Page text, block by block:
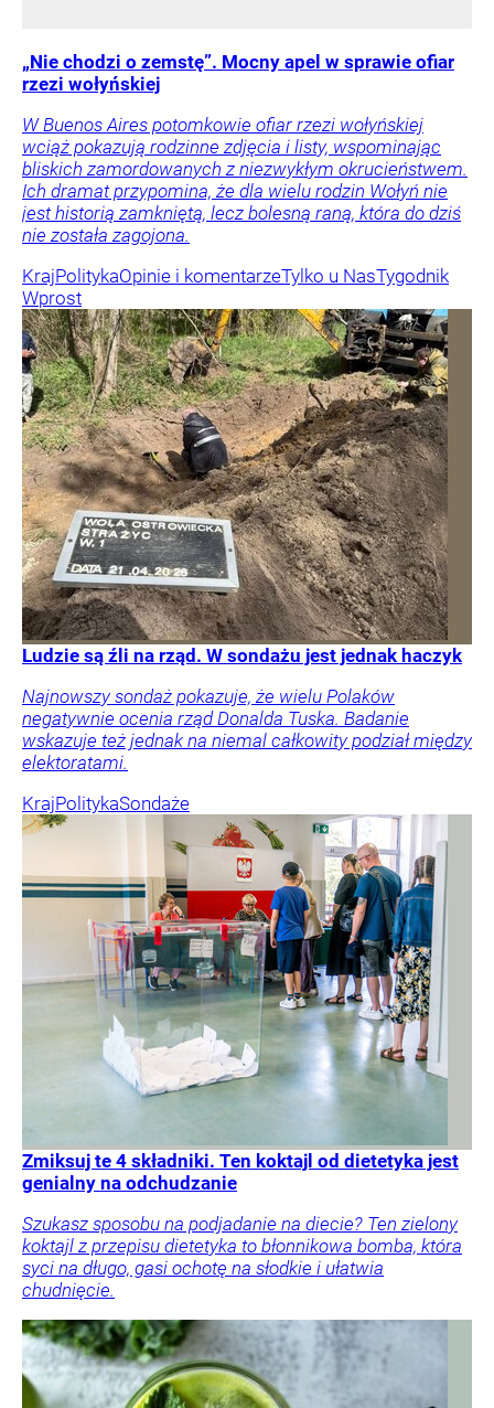
„Nie chodzi o zemstę”. Mocny apel w sprawie ofiar
rzezi wołyńskiej
W Buenos Aires potomkowie ofiar rzezi wołyńskiej
wciąż pokazują rodzinne zdjęcia i listy, wspominając
bliskich zamordowanych z niezwykłym okrucieństwem.
Ich dramat przypomina, że dla wielu rodzin Wołyń nie
jest historią zamkniętą, lecz bolesną raną, która do dziś
nie została zagojona.
KrajPolitykaOpinie i komentarzeTylko u NasTygodnik
Wprost
Ludzie są źli na rząd. W sondażu jest jednak haczyk
Najnowszy sondaż pokazuje, że wielu Polaków
negatywnie ocenia rząd Donalda Tuska. Badanie
wskazuje też jednak na niemal całkowity podział między
elektoratami.
KrajPolitykaSondaże
Zmiksuj te 4 składniki. Ten koktajl od dietetyka jest
genialny na odchudzanie
Szukasz sposobu na podjadanie na diecie? Ten zielony
koktajl z przepisu dietetyka to błonnikowa bomba, która
syci na długo, gasi ochotę na słodkie i ułatwia
chudnięcie.